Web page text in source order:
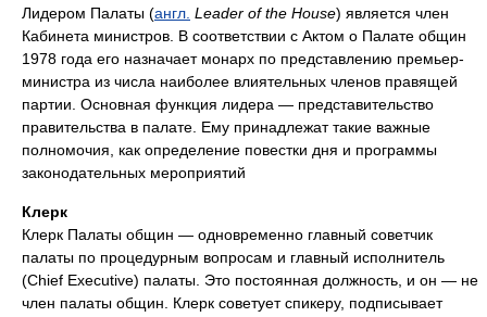
Лидером Палаты (англ. Leader of the House) является член
Кабинета министров. В соответствии с Актом о Палате общин
1978 года его назначает монарх по представлению премьер-
министра из числа наиболее влиятельных членов правящей
партии. Основная функция лидера — представительство
правительства в палате. Ему принадлежат такие важные
полномочия, как определение повестки дня и программы
законодательных мероприятий
Клерк
Клерк Палаты общин — одновременно главный советчик
палаты по процедурным вопросам и главный исполнитель
(Chief Executive) палаты. Это постоянная должность, и он — не
член палаты общин. Клерк советует спикеру, подписывает